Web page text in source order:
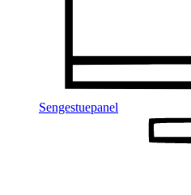
Sengestuepanel